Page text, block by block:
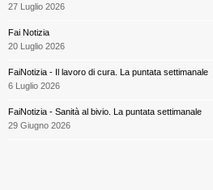
27 Luglio 2026
Fai Notizia
20 Luglio 2026
FaiNotizia - Il lavoro di cura. La puntata settimanale
6 Luglio 2026
FaiNotizia - Sanità al bivio. La puntata settimanale
29 Giugno 2026